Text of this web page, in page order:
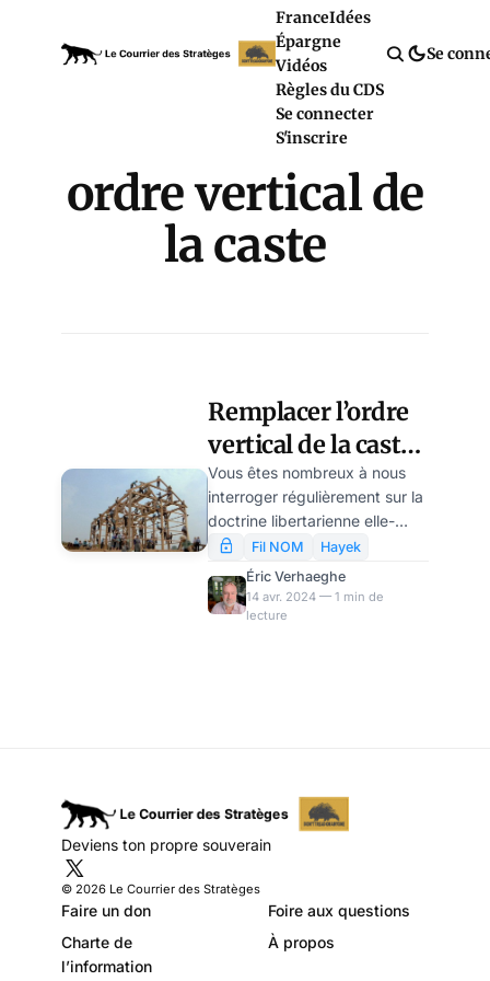
FranceIdées
Épargne
Vidéos
Règles du CDS
Se connecter
S'inscrire
Se
ordre vertical de
la caste
Remplacer l’ordre
vertical de la caste
par l’ordre
spontané
Vous êtes nombreux à nous
interroger régulièrement sur la
doctrine libertarienne elle-
même. En quoi consiste-t-elle
? est-elle proche de
l’anarchisme ? du libéralisme ?
de la pensée libertaire de
l’ordre vertical de la caste par
l’ordre spontané.
Fil NOM
Hayek
Éric Verhaeghe
14 avr. 2024 — 1 min de
lecture
Deviens ton propre souverain
© 2026 Le Courrier des Stratèges
Faire un don
Foire aux questions
Charte de
l’information
À propos